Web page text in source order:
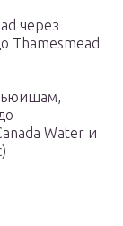
через
Thamesmead
Water и